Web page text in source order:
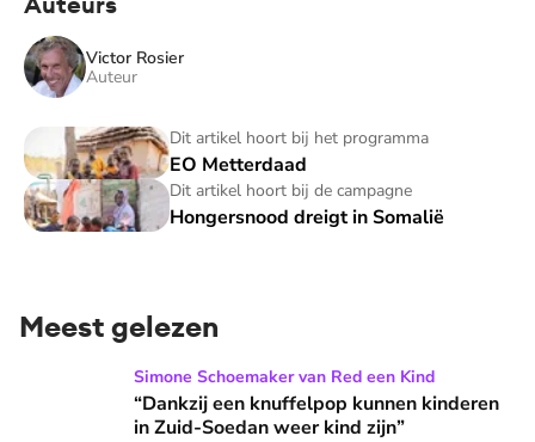
Victor Rosier
Auteur
Dit artikel hoort bij het programma
EO Metterdaad
EO Metterdaad
Dit artikel hoort bij de campagne
Hongersnood dreigt in Somalië
Hongersnood dreigt in Somalië
Meest gelezen
“Dankzij een knuffelpop kunnen kinderen in Zuid-Soedan
Simone Schoemaker van Red een Kind
“Dankzij een knuffelpop kunnen kinderen
in Zuid-Soedan weer kind zijn”